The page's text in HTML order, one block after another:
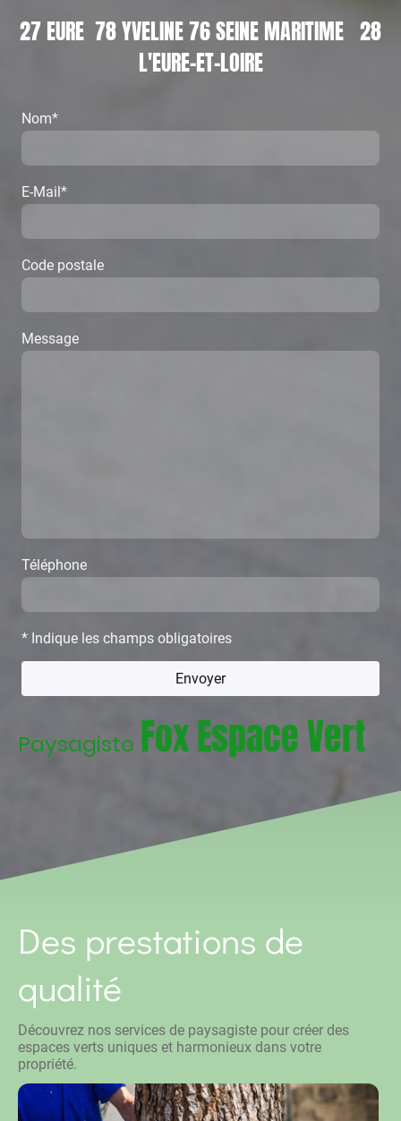
27 EURE 78 YVELINE 76 SEINE MARITIME 28
L'EURE-ET-LOIRE
Nom*
E-Mail*
Code postale
Message
Téléphone
* Indique les champs obligatoires
Envoyer
Paysagiste Fox Espace Vert
Des prestations de
qualité
Découvrez nos services de paysagiste pour créer des
espaces verts uniques et harmonieux dans votre
propriété.